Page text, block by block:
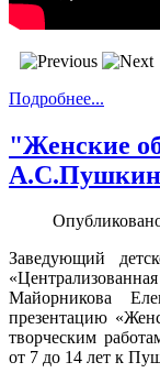
Подробнее...
"Женские
Заведующий
Майорникова
презентацию
творческим
от 7 до 14 лет к